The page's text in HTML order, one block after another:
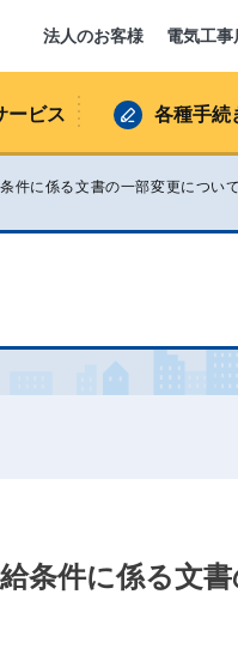
法人のお客様 電気工事
ービス 各種手続
件に係る文書の一部変更について
条件に係る文